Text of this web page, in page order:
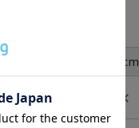
37cm
78cm ✕